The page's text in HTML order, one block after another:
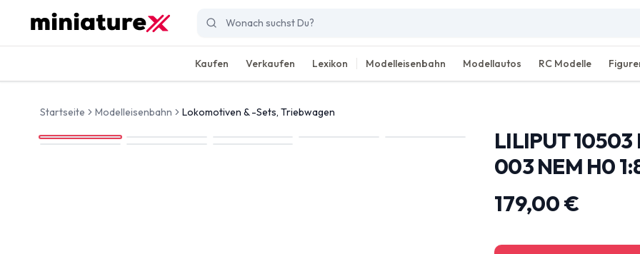
Kaufen Verkaufen Lexikon Modelleisenbahn Modellautos RC Modelle
Startseite Modelleisenbahn Lokomotiven & -Sets, Triebwagen
LILIPUT
003 NEM H0
179,00 €